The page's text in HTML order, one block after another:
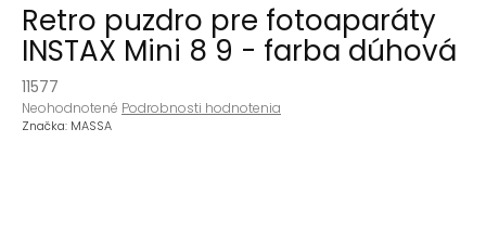
Retro puzdro pre fotoaparáty
INSTAX Mini 8 9 - farba dúhová
11577
Priemerné
hodnotenie
Neohodnotené Podrobnosti hodnotenia
Značka: MASSA